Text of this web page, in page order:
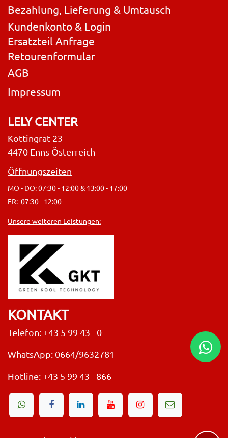
Bezahlung, Lieferung & Umtausch
Kundenkonto & Login
Ersatzteil Anfrage
Retourenformular
AGB
Impressum
LELY CENTER
Kottingrat 23
4470 Enns Österreich
Öffnungszeiten
MO - DO: 07:30 - 12:00 & 13:00 - 17:00
FR: 07:30 - 12:00
Unsere weiteren Leistungen:
KONTAKT
Telefon: +43 5 99 43 - 0
WhatsApp: 0664/9632781
Hotline: +43 5 99 43 - 866